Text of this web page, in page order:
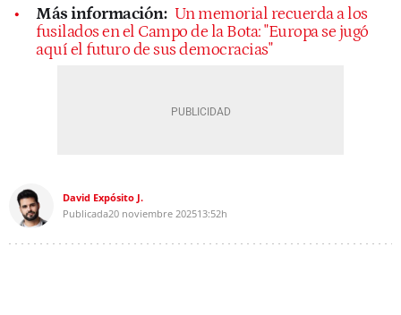
Más información: Un memorial recuerda a los
fusilados en el Campo de la Bota: "Europa se jugó
aquí el futuro de sus democracias"
David Expósito J.
Publicada20 noviembre 202513:52h